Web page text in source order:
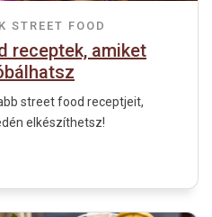
STREET FOOD
receptek, amiket
street food receptjeit,
elkészíthetsz!